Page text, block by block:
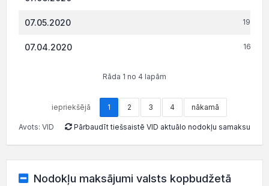
07.05.2020 19
07.04.2020 16
Rāda 1 no 4 lapām
iepriekšējā 1 2 3 4 nākamā
Avots: VID Pārbaudīt tiešsaistē VID aktuālo nodokļu samaksu
Nodokļu maksājumi valsts kopbudžetā